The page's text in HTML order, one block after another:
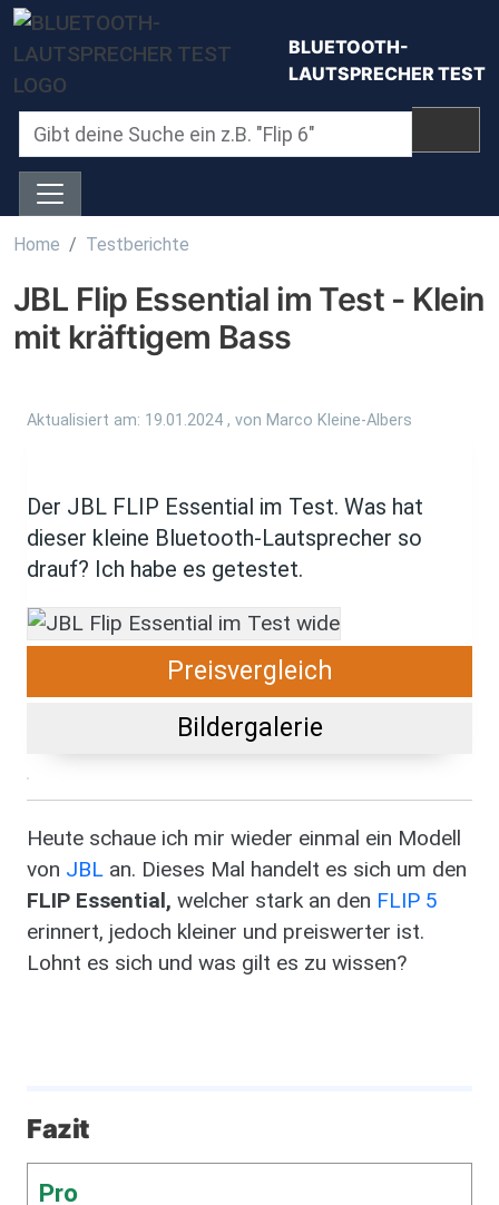
Direkt zum Inhalt
BLUETOOTH-
LAUTSPRECHER TEST
Home Testberichte
JBL Flip Essential im Test - Klein
mit kräftigem Bass
Aktualisiert am: 19.01.2024 , von Marco Kleine-Albers
Der JBL FLIP Essential im Test. Was hat
dieser kleine Bluetooth-Lautsprecher so
drauf? Ich habe es getestet.
Preisvergleich
Bildergalerie
Heute schaue ich mir wieder einmal ein Modell
von JBL an. Dieses Mal handelt es sich um den
FLIP Essential, welcher stark an den FLIP 5
erinnert, jedoch kleiner und preiswerter ist.
Lohnt es sich und was gilt es zu wissen?
Fazit